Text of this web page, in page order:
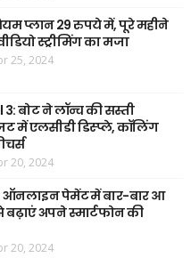
प्लान 29 रुपये में, पूरे महीने
स्ट्रीमिंग का मजा
25, 2024
बोट ने लॉन्च की सस्ती
में एलसीडी डिस्प्ले, कॉलिंग
20, 2024
ऑनलाइन पेमेंट में बार-बार आ
बढ़ाएं अपने स्मार्टफोन की
20, 2024